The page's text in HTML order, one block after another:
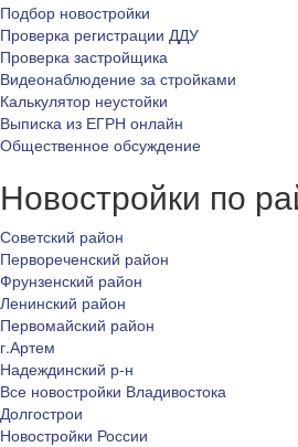
Подбор новостройки
Проверка регистрации ДДУ
Проверка застройщика
Видеонаблюдение за стройками
Калькулятор неустойки
Выписка из ЕГРН онлайн
Общественное обсуждение
Новостройки по
Советский район
Первореченский район
Фрунзенский район
Ленинский район
Первомайский район
г.Артем
Надеждинский р-н
Все новостройки Владивостока
Долгострои
Новостройки России